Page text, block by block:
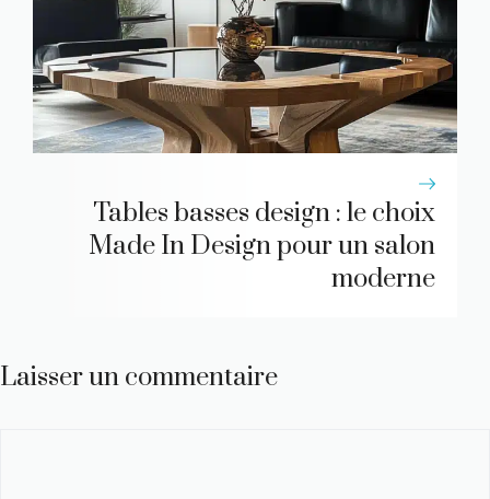
Tables basses design : le choix
Made In Design pour un salon
moderne
Laisser un commentaire